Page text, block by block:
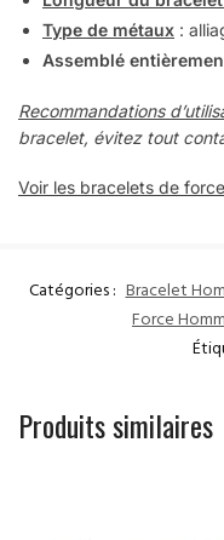
Type de métaux :
Assemblé
Recommandations
bracelet, évitez tout
Voir les bracelets de force
Catégories : Bracelet
Force
Produits similaires